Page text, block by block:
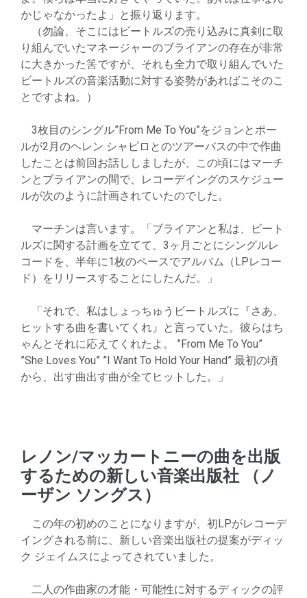
かじゃなかったよ」と振り返ります。
（勿論、そこにはビートルズの売り込みに真剣に取
り組んでいたマネージャーのブライアンの存在が非常
に大きかった筈ですが、それも全力で取り組んでいた
ビートルズの音楽活動に対する姿勢があればこそのこ
とですよね。）
3枚目のシングル”From Me To You”をジョンとポー
ルが2月のヘレン シャピロとのツアーバスの中で作曲
したことは前回お話ししましたが、この頃にはマーチ
ンとブライアンの間で、レコーデイングのスケジュー
ルが次のように計画されていたのでした。
マーチンは言います。「ブライアンと私は、ビート
ルズに関する計画を立てて、3ヶ月ごとにシングルレ
コードを、半年に1枚のペースでアルバム（LPレコー
ド）をリリースすることにしたんだ。」
「それで、私はしょっちゅうビートルズに『さあ、
ヒットする曲を書いてくれ』と言っていた。彼らはち
ゃんとそれに応えてくれたよ。 ”From Me To You”
”She Loves You” ”I Want To Hold Your Hand” 最初の頃
から、出す曲出す曲が全てヒットした。」
レノン/マッカートニーの曲を出版
するための新しい音楽出版社 （ノ
ーザン ソングス）
この年の初めのことになりますが、初LPがレコーデ
イングされる前に、新しい音楽出版社の提案がディッ
ク ジェイムスによってされていました。
二人の作曲家の才能・可能性に対するディックの評